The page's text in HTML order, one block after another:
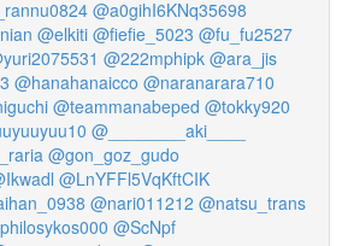
@a0gihI6KNq35698
@elkiti @fiefie_5023 @fu_fu2527
@222mphipk @ara_jis
@hanahanaicco @naranarara710
@teammanabeped @tokky920
@________aki____
@gon_goz_gudo
@LnYFFl5VqKftCIK
@nari011212 @natsu_trans
@ScNpf